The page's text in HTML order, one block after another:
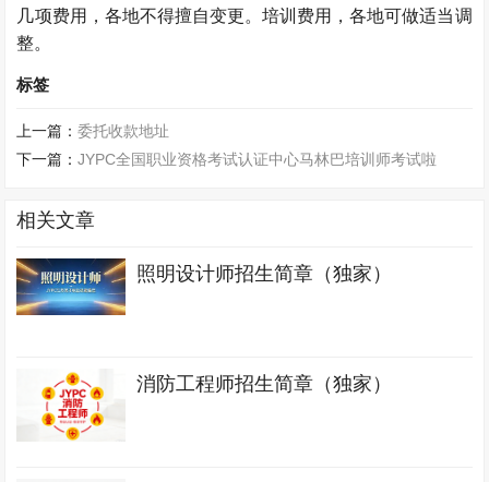
几项费用，各地不得擅自变更。培训费用，各地可做适当调
整。
标签
上一篇：委托收款地址
下一篇：JYPC全国职业资格考试认证中心马林巴培训师考试啦
相关文章
照明设计师招生简章（独家）
消防工程师招生简章（独家）